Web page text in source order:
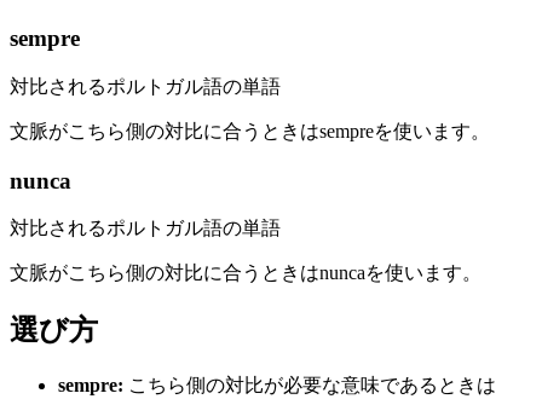
sempre
対比されるポルトガル語の単語
文脈がこちら側の対比に合うときはsempreを使います。
nunca
対比されるポルトガル語の単語
文脈がこちら側の対比に合うときはnuncaを使います。
選び方
sempre: こちら側の対比が必要な意味であるときは